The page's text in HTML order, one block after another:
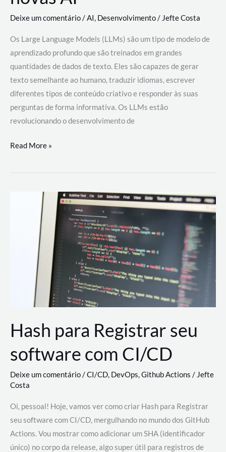
Deixe um comentário/AI, Desenvolvimento/ Jefte Costa
Os Large Language Models (LLMs) são um tipo de modelo de
aprendizado profundo que são treinados em grandes
quantidades de dados de texto. Eles são capazes de gerar
texto semelhante ao humano, traduzir idiomas, escrever
diferentes tipos de conteúdo criativo e responder às suas
perguntas de forma informativa. Os LLMs estão
revolucionando o desenvolvimento de
Large
Models
revolucionando
desenvolvimento
Read More »
Hash para Registrar seu
software com CI/CD
Deixe um comentário/CI/CD, DevOps,Github Actions /Jefte
Costa
Oi, pessoal! Hoje, vamos ver como criar Hash para Registrar
seu software com CI/CD, mergulhando no mundo dos GitHub
Actions. Vou mostrar como adicionar um SHA (identificador
único) no corpo da release, algo super útil para registros de